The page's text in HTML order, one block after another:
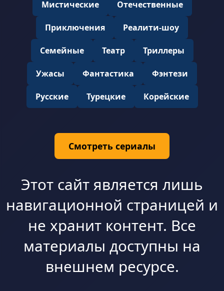
Мистические Отечественные
Приключения Реалити-шоу
Семейные Театр Триллеры
Ужасы Фантастика Фэнтези
Русские Турецкие Корейские
Смотреть сериалы
Этот сайт является лишь
навигационной страницей и
не хранит контент. Все
материалы доступны на
внешнем ресурсе.